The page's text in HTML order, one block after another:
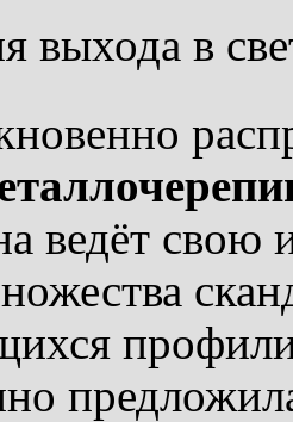
выхода в
ведёт свою